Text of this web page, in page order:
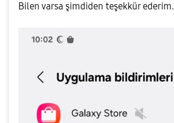
Bilen varsa şimdiden teşekkür ederim.